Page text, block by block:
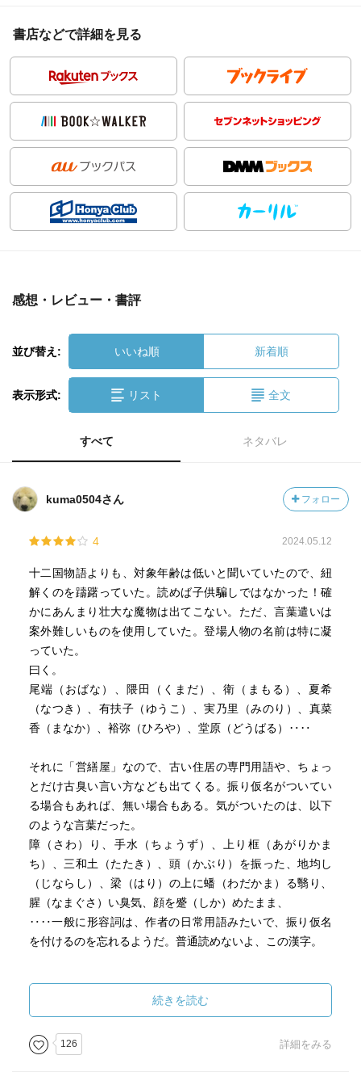
書店などで詳細を見る
感想・レビュー・書評
並び替え: いいね順 新着順
表示形式: リスト 全文
すべて ネタバレ
kuma0504さん フォロー
4 2024.05.12
十二国物語よりも、対象年齢は低いと聞いていたので、紐
解くのを躊躇っていた。読めば子供騙しではなかった！確
かにあんまり壮大な魔物は出てこない。ただ、言葉遣いは
案外難しいものを使用していた。登場人物の名前は特に凝
っていた。
曰く。
尾端（おばな）、隈田（くまだ）、衛（まもる）、夏希
（なつき）、有扶子（ゆうこ）、実乃里（みのり）、真菜
香（まなか）、裕弥（ひろや）、堂原（どうばる）‥‥
それに「営繕屋」なので、古い住居の専門用語や、ちょっ
とだけ古臭い言い方なども出てくる。振り仮名がついてい
る場合もあれば、無い場合もある。気がついたのは、以下
のような言葉だった。
障（さわ）り、手水（ちょうず）、上り框（あがりかま
ち）、三和土（たたき）、頭（かぶり）を振った、地均し
（じならし）、梁（はり）の上に蟠（わだかま）る翳り、
腥（なまぐさ）い臭気、顔を蹙（しか）めたまま、
‥‥一般に形容詞は、作者の日常用語みたいで、振り仮名
を付けるのを忘れるようだ。普通読めないよ、この漢字。
ど居ない。と、わたしは経験上知っている。わたしの家も
古い。家には面倒なことが多い。でも経験上小物ばかり
だ。何故なら、家はずっと続くものであり、人が居なくな
れば、家は急速に朽ちるものだからである。家が潰ればア
続きを読む
126 詳細をみる